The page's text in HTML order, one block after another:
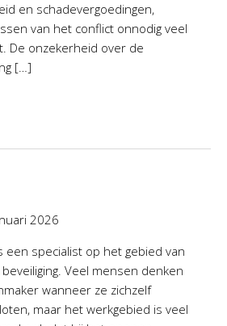
en schadevergoedingen,
van het conflict onnodig veel
De onzekerheid over de
[…]
2026
een specialist op het gebied van
Veel mensen denken
wanneer ze zichzelf
maar het werkgebied is veel